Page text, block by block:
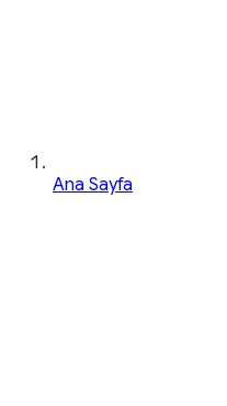
Ana Sayfa